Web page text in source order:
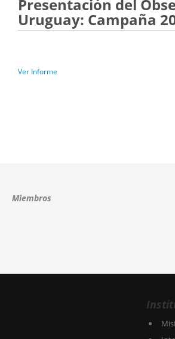
Presentación del
Uruguay: Campaña
Ver Informe
Miembros